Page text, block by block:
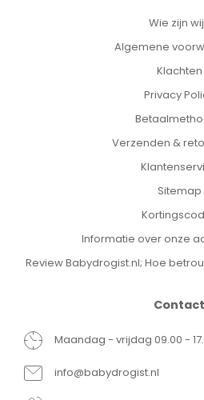
Wie zijn
Algemene
Klachten
Privacy
Verzenden &
Sitemap
Informatie over onze
Review Babydrogist.nl; Hoe
Contact
Maandag - vrijdag 09.00 -
info@babydrogist.nl